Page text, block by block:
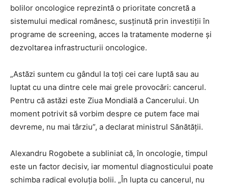
bolilor oncologice reprezintă o prioritate concretă a
sistemului medical românesc, susținută prin investiții în
programe de screening, acces la tratamente moderne și
dezvoltarea infrastructurii oncologice.
„Astăzi suntem cu gândul la toți cei care luptă sau au
luptat cu una dintre cele mai grele provocări: cancerul.
Pentru că astăzi este Ziua Mondială a Cancerului. Un
moment potrivit să vorbim despre ce putem face mai
devreme, nu mai târziu”, a declarat ministrul Sănătății.
Alexandru Rogobete a subliniat că, în oncologie, timpul
este un factor decisiv, iar momentul diagnosticului poate
schimba radical evoluția bolii. „În lupta cu cancerul, nu